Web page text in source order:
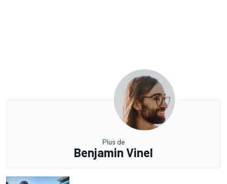
Plus de
Benjamin Vinel